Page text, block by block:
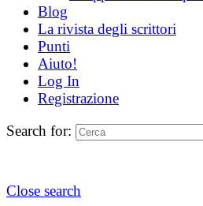
Blog
La rivista degli scrittori
Punti
Aiuto!
Log In
Registrazione
Search for:
Close search